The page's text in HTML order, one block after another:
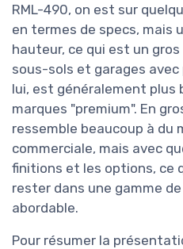
RML-490, on est sur
en termes de specs, mais
hauteur, ce qui est un
sous-sols et garages
lui, est généralement plus
marques "premium". En
ressemble beaucoup à du
commerciale, mais avec
finitions et les options, ce
rester dans une gamme
abordable.
Pour résumer la